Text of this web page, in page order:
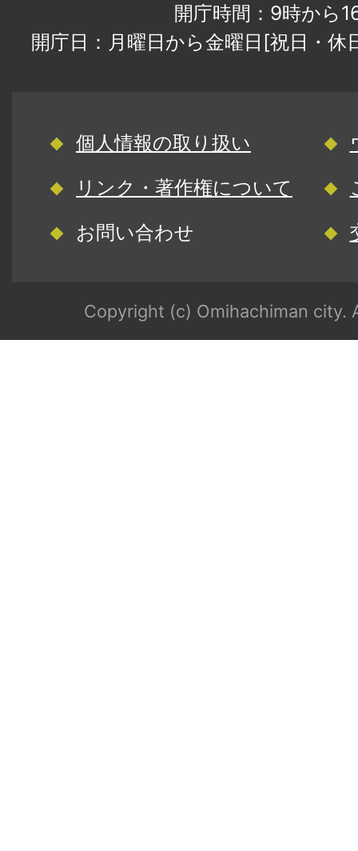
開庁時間：9時から
開庁日：月曜日から金曜日[祝日・
個人情報の取り扱い
リンク・著作権について
お問い合わせ
Copyright (c) Omihachiman city.